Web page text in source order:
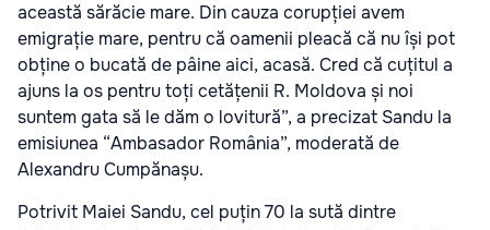
această sărăcie mare. Din cauza corupției avem
emigrație mare, pentru că oamenii pleacă că nu își pot
obține o bucată de pâine aici, acasă. Cred că cuțitul a
ajuns la os pentru toți cetățenii R. Moldova și noi
suntem gata să le dăm o lovitură”, a precizat Sandu la
emisiunea “Ambasador România”, moderată de
Alexandru Cumpănașu.
Potrivit Maiei Sandu, cel puțin 70 la sută dintre